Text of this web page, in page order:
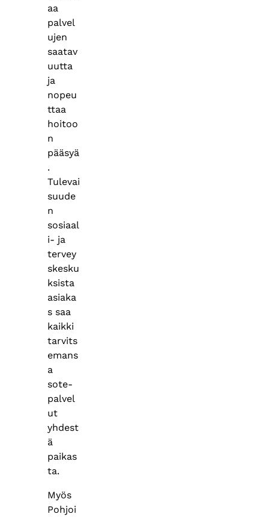
aa
palvel
ujen
saatav
uutta
ja
nopeu
ttaa
hoitoo
n
pääsyä
.
Tulevai
suude
n
sosiaal
i- ja
tervey
skesku
ksista
asiaka
s saa
kaikki
tarvits
emans
a
sote-
palvel
ut
yhdest
ä
paikas
ta.
Myös
Pohjoi